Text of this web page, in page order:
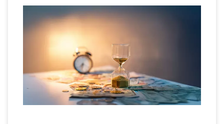
ápolással és beállítással.